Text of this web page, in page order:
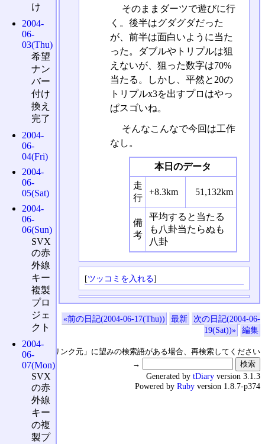
そのままダーツで遊びに行
く。後半はグダグダだった
が、前半は面白いように当た
った。ダブルやトリプルは狙
えないが、狙った数字は70%
当たる。しかし、平然と20の
トリプルx3を出すプロはやっ
ぱスゴいね。
そんなこんなで今回は工作
なし。
本日のデータ
走
行
+8.3km 51,132km
備
考
平均すると当たる
も八卦当たらぬも
八卦
[ツッコミを入れる]
«前の日記(2004-06-17(Thu)) 最新
次の日記(2004-06-
19(Sat))»
編集
↑の「本日のリンク元」に望みの検索語がある場合、再検索してください
→
け
2004-
06-
03(Thu)
希望
ナン
バー
付け
換え
完了
2004-
06-
04(Fri)
2004-
06-
05(Sat)
2004-
06-
06(Sun)
SVX
の赤
外線
キー
複製
プロ
ジェ
クト
2004-
06-
07(Mon)
SVX
の赤
外線
キー
の複
製プ
Generated by tDiary version 3.1.3
Powered by Ruby version 1.8.7-p374